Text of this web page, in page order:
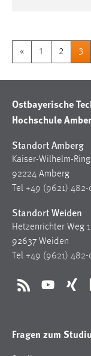
« 1 2 3
Ostbayerische
Hochschule
Standort Amberg
Kaiser-Wilhelm-
92224 Amberg
Tel +49 (9621) 482-
Standort Weiden
Hetzenrichter Weg
92637 Weiden
Tel +49 (9621) 482-
RSS YouTubeXing
Fragen zum
Facebook
_fbp
Anbieter:
Facebook
Zweck:
Conversion-
3 Monate
EXTERNE
Um Inhalte
Plattformen
YouTube